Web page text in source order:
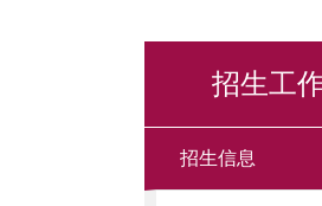
招生工
招生信息